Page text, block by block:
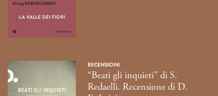
RECENSIONI
“Beati gli inquieti” di S.
Redaelli. Recensione di D.